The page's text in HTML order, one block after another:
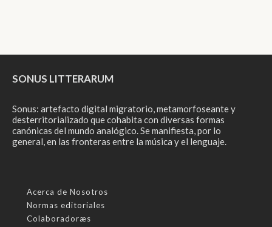
SONUS LITTERARUM
Sonus: artefacto digital migratorio, metamorfoseante y
desterritorializado que cohabita con diversas formas
canónicas del mundo analógico. Se manifiesta, por lo
general, en las fronteras entre la música y el lenguaje.
Acerca de Nosotros
Normas editoriales
Colaboradoræs